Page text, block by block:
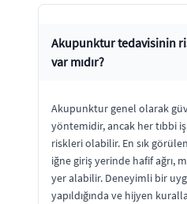
Akupunktur tedavisinin
var mıdır?
Akupunktur genel olarak
yöntemidir, ancak her tıbbi
riskleri olabilir. En sık
iğne giriş yerinde hafif ağrı,
yer alabilir. Deneyimli bir
yapıldığında ve hijyen